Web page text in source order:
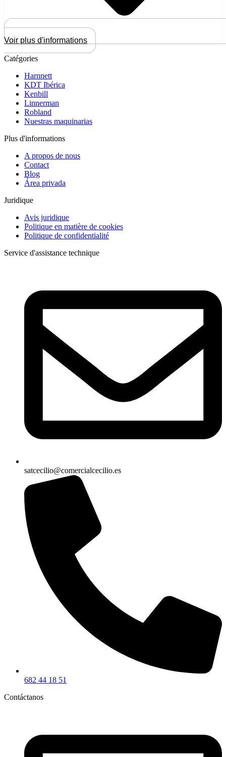
Voir plus d'informations
Catégories
Harnnett
KDT Ibérica
Kenbill
Linnerman
Robland
Nuestras maquinarias
Plus d'informations
A propos de nous
Contact
Blog
Área privada
Juridique
Avis juridique
Politique en matière de cookies
Politique de confidentialité
Service d'assistance technique
satcecilio@comercialcecilio.es
682 44 18 51
Contáctanos